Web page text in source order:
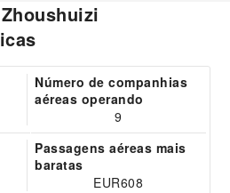
Número de companhias
aéreas operando
9
Passagens aéreas mais
baratas
EUR608